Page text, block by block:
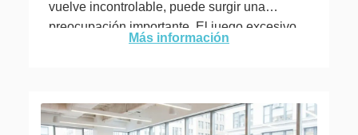
vuelve incontrolable, puede surgir una
preocupación importante. El juego excesivo
de videojuegos afecta la vida diaria...
Más información